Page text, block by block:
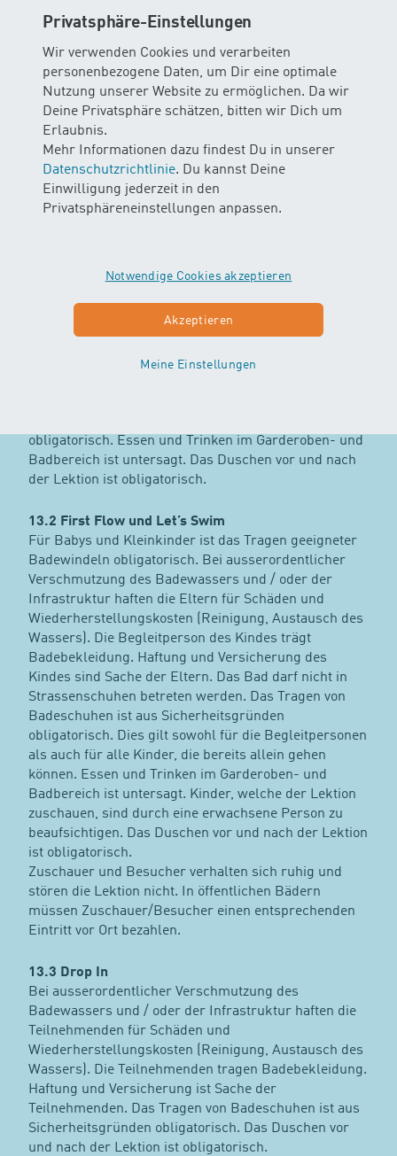
Privatsphäre-Einstellungen
Wir verwenden Cookies und verarbeiten
personenbezogene Daten, um Dir eine optimale
Nutzung unserer Website zu ermöglichen. Da wir
Deine Privatsphäre schätzen, bitten wir Dich um
Erlaubnis.
Mehr Informationen dazu findest Du in unserer
Datenschutzrichtlinie. Du kannst Deine
Einwilligung jederzeit in den
Privatsphäreneinstellungen anpassen.
Notwendige Cookies akzeptieren
Akzeptieren
Meine Einstellungen
Let‘s Swim:Die Eltern / Begleitperson tragen/trägt
während der Lektion für das angemeldete Kind
verantwortlich. Die Aufsichtspflicht der Kursleitung
endet nach der Verabschiedung der Gruppe am Check
Drop In:Die Kursteilnehmer tragen vor, während und
nach den Lektionen die volle Verantwortung für die
13.1 Generelles
Es gelten die jeweiligen Vorgaben und Regeln der
eingehalten werden. Den Anweisungen der
obligatorisch. Essen und Trinken im Garderoben- und
Badbereich ist untersagt. Das Duschen vor und nach
der Lektion ist obligatorisch.
13.2 First Flow und Let’s Swim
Für Babys und Kleinkinder ist das Tragen geeigneter
Badewindeln obligatorisch. Bei ausserordentlicher
Verschmutzung des Badewassers und / oder der
Infrastruktur haften die Eltern für Schäden und
Wiederherstellungskosten (Reinigung, Austausch des
Wassers). Die Begleitperson des Kindes trägt
Badebekleidung. Haftung und Versicherung des
Kindes sind Sache der Eltern. Das Bad darf nicht in
Strassenschuhen betreten werden. Das Tragen von
Badeschuhen ist aus Sicherheitsgründen
obligatorisch. Dies gilt sowohl für die Begleitpersonen
als auch für alle Kinder, die bereits allein gehen
können. Essen und Trinken im Garderoben- und
Badbereich ist untersagt. Kinder, welche der Lektion
zuschauen, sind durch eine erwachsene Person zu
beaufsichtigen. Das Duschen vor und nach der Lektion
ist obligatorisch.
Zuschauer und Besucher verhalten sich ruhig und
stören die Lektion nicht. In öffentlichen Bädern
müssen Zuschauer/Besucher einen entsprechenden
Eintritt vor Ort bezahlen.
13.3 Drop In
Bei ausserordentlicher Verschmutzung des
Badewassers und / oder der Infrastruktur haften die
Teilnehmenden für Schäden und
Wiederherstellungskosten (Reinigung, Austausch des
Wassers). Die Teilnehmenden tragen Badebekleidung.
Haftung und Versicherung ist Sache der
Teilnehmenden. Das Tragen von Badeschuhen ist aus
Sicherheitsgründen obligatorisch. Das Duschen vor
und nach der Lektion ist obligatorisch.